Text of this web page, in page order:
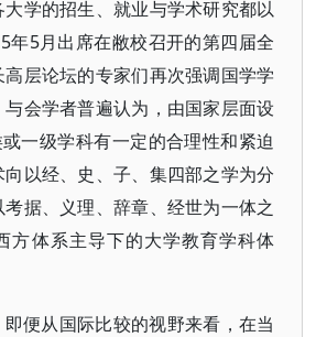
学的招生、就业与学术研究都以
年5月出席在敝校召开的第四届全
层论坛的专家们再次强调国学学
会学者普遍认为，由国家层面设
一级学科有一定的合理性和紧迫
以经、史、子、集四部之学为分
据、义理、辞章、经世为一体之
方体系主导下的大学教育学科体
便从国际比较的视野来看，在当